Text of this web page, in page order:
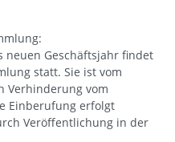
neuen Geschäftsjahr findet
statt. Sie ist vom
Verhinderung vom
Einberufung erfolgt
Veröffentlichung in der